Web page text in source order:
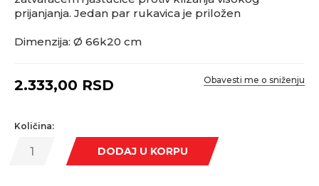
prijanjanja. Jedan par rukavica je priložen
Dimenzija: Ø 66k20 cm
2.333,00 RSD Obavesti me o sniženju
Količina:
DODAJ U KORPU